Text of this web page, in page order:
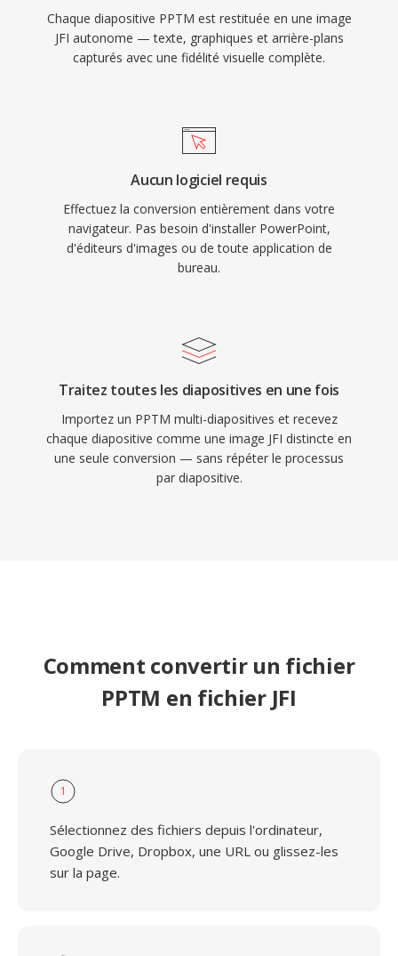
Chaque diapositive PPTM est restituée en une image
JFI autonome — texte, graphiques et arrière-plans
capturés avec une fidélité visuelle complète.
Aucun logiciel requis
Effectuez la conversion entièrement dans votre
navigateur. Pas besoin d'installer PowerPoint,
d'éditeurs d'images ou de toute application de
bureau.
Traitez toutes les diapositives en une fois
Importez un PPTM multi-diapositives et recevez
chaque diapositive comme une image JFI distincte en
une seule conversion — sans répéter le processus
par diapositive.
Comment convertir un fichier
PPTM en fichier JFI
1
Sélectionnez des fichiers depuis l'ordinateur,
Google Drive, Dropbox, une URL ou glissez-les
sur la page.